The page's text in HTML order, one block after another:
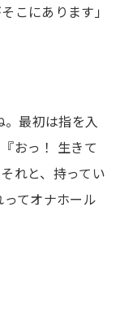
こにあります」
。最初は指を入
おっ！ 生きて
れと、持ってい
てオナホール